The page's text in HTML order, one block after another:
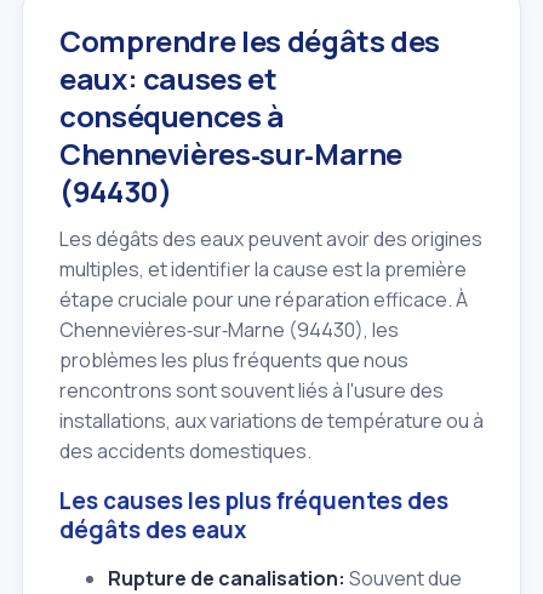
Comprendre les dégâts des
eaux: causes et
conséquences à
Chennevières‑sur‑Marne
(94430)
Les dégâts des eaux peuvent avoir des origines
multiples, et identifier la cause est la première
étape cruciale pour une réparation efficace. À
Chennevières‑sur‑Marne (94430), les
problèmes les plus fréquents que nous
rencontrons sont souvent liés à l'usure des
installations, aux variations de température ou à
des accidents domestiques.
Les causes les plus fréquentes des
dégâts des eaux
Rupture de canalisation: Souvent due